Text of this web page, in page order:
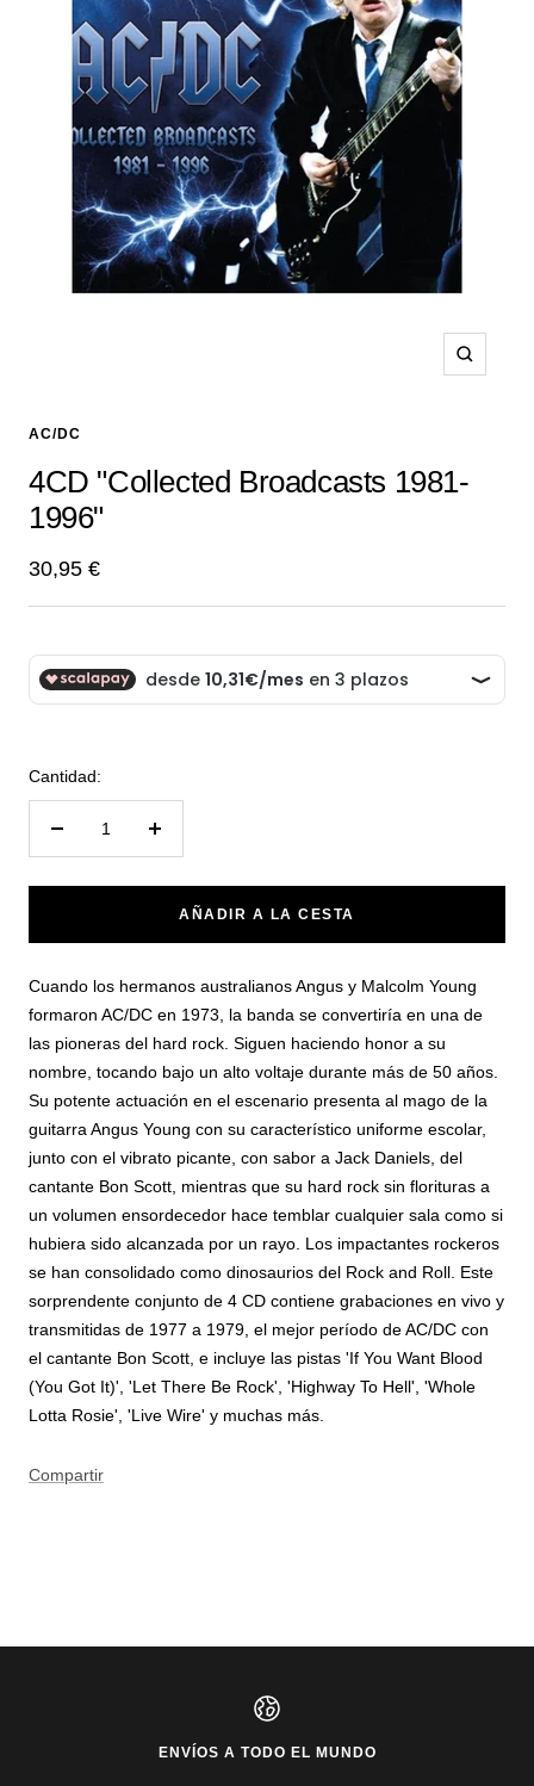
Zoom
AC/DC
4CD "Collected Broadcasts 1981-
1996"
Precio
de
30,95 €
Cantidad:
AÑADIR A LA CESTA
Cuando los hermanos australianos Angus y Malcolm Young
formaron AC/DC en 1973, la banda se convertiría en una de
las pioneras del hard rock. Siguen haciendo honor a su
nombre, tocando bajo un alto voltaje durante más de 50 años.
Su potente actuación en el escenario presenta al mago de la
guitarra Angus Young con su característico uniforme escolar,
junto con el vibrato picante, con sabor a Jack Daniels, del
cantante Bon Scott, mientras que su hard rock sin florituras a
un volumen ensordecedor hace temblar cualquier sala como si
hubiera sido alcanzada por un rayo. Los impactantes rockeros
se han consolidado como dinosaurios del Rock and Roll. Este
sorprendente conjunto de 4 CD contiene grabaciones en vivo y
transmitidas de 1977 a 1979, el mejor período de AC/DC con
el cantante Bon Scott, e incluye las pistas 'If You Want Blood
(You Got It)', 'Let There Be Rock', 'Highway To Hell', 'Whole
Lotta Rosie', 'Live Wire' y muchas más.
Compartir
ENVÍOS A TODO EL MUNDO